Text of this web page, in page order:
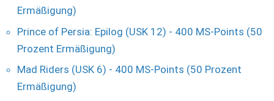
Ermäßigung)
Prince of Persia: Epilog (USK 12) - 400 MS-Points (50
Prozent Ermäßigung)
Mad Riders (USK 6) - 400 MS-Points (50 Prozent
Ermäßigung)